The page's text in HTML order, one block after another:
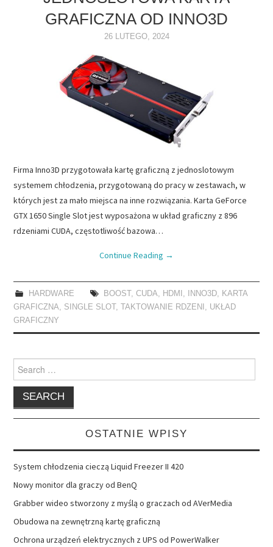
NAPĘDY
OPROGRAMOWANIE
INTERNET
GRAFICZNA OD INNO3D
26 LUTEGO, 2024
Firma Inno3D przygotowała kartę graficzną z jednoslotowym
systemem chłodzenia, przygotowaną do pracy w zestawach, w
których jest za mało miejsca na inne rozwiązania. Karta GeForce
GTX 1650 Single Slot jest wyposażona w układ graficzny z 896
rdzeniami CUDA, częstotliwość bazowa…
Continue Reading →
HARDWARE BOOST , CUDA, HDMI , INNO3D, KARTA
GRAFICZNA, SINGLE SLOT , TAKTOWANIE RDZENI , UKŁAD
GRAFICZNY
Search
for:
OSTATNIE WPISY
System chłodzenia cieczą Liquid Freezer II 420
Nowy monitor dla graczy od BenQ
Grabber wideo stworzony z myślą o graczach od AVerMedia
Obudowa na zewnętrzną kartę graficzną
Ochrona urządzeń elektrycznych z UPS od PowerWalker